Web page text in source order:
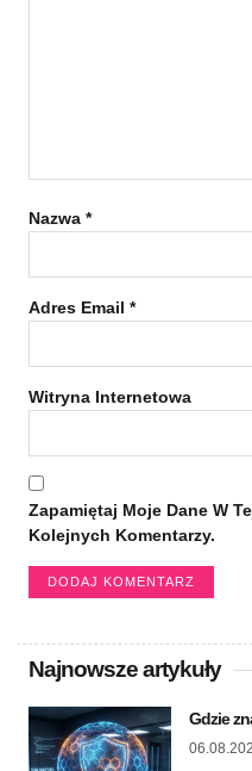
Nazwa *
Adres Email *
Witryna Internetowa
Zapamiętaj Moje Dane W
Kolejnych Komentarzy.
Najnowsze artykuły
Gdzie